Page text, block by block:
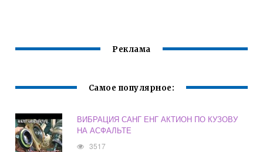
Реклама
Самое популярное:
ВИБРАЦИЯ САНГ ЕНГ АКТИОН ПО КУЗОВУ
НА АСФАЛЬТЕ
3517